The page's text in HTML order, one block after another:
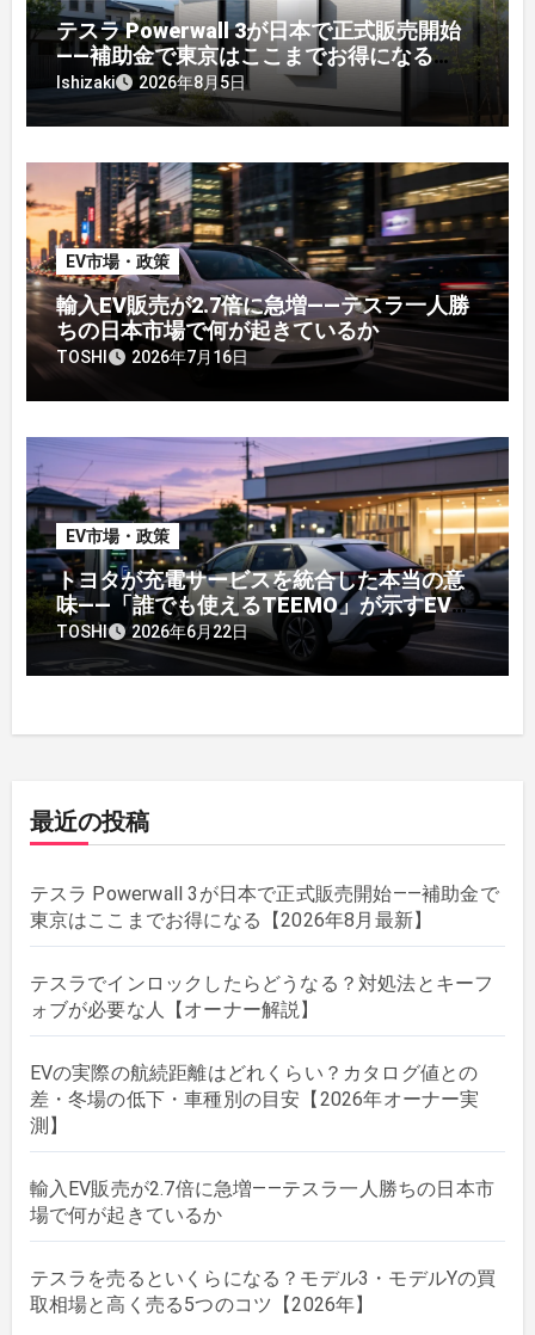
テスラ Powerwall 3が日本で正式販売開始
——補助金で東京はここまでお得になる
【2026年8月最新】
Ishizaki 2026年8月5日
EV市場・政策
輸入EV販売が2.7倍に急増——テスラ一人勝
ちの日本市場で何が起きているか
TOSHI 2026年7月16日
EV市場・政策
トヨタが充電サービスを統合した本当の意
味——「誰でも使えるTEEMO」が示すEV戦
略の転換点
TOSHI 2026年6月22日
最近の投稿
テスラ Powerwall 3が日本で正式販売開始——補助金で
東京はここまでお得になる【2026年8月最新】
テスラでインロックしたらどうなる？対処法とキーフ
ォブが必要な人【オーナー解説】
EVの実際の航続距離はどれくらい？カタログ値との
差・冬場の低下・車種別の目安【2026年オーナー実
測】
輸入EV販売が2.7倍に急増——テスラ一人勝ちの日本市
場で何が起きているか
テスラを売るといくらになる？モデル3・モデルYの買
取相場と高く売る5つのコツ【2026年】